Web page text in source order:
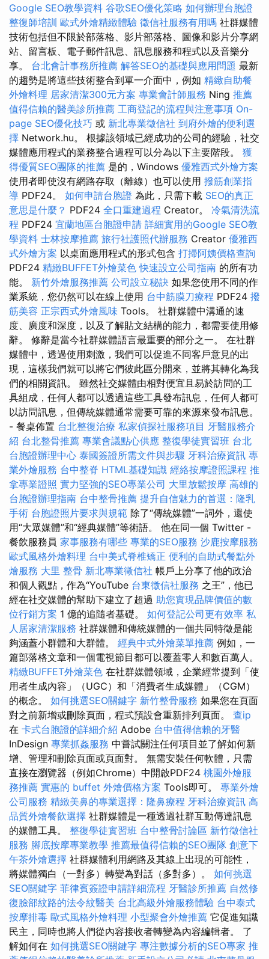
Google SEO教學資料 谷歌SEO優化策略 如何辦理台胞證
整復師培訓 歐式外燴精緻體驗 徵信社服務有用嗎 社群媒體
技術包括但不限於部落格、影片部落格、圖像和影片分享網
站、留言板、電子郵件訊息、訊息服務和程式以及音樂分
享。 台北會計事務所推薦 解答SEO的基礎與應用問題 最新
的趨勢是將這些技術整合到單一介面中，例如 精緻自助餐
外燴料理 居家清潔300元方案 專業會計師服務 Ning 推薦
值得信賴的醫美診所推薦 工商登記的流程與注意事項 On-
page SEO優化技巧 或 新北專業徵信社 到府外燴的便利選
擇 Network.hu。 根據該領域已經成功的公司的經驗，社交
媒體應用程式的業務整合過程可以分為以下主要階段。 獲
得優質SEO團隊的推薦 是的，Windows 優雅西式外燴方案
使用者即使沒有網路存取（離線）也可以使用 撥筋創業指
導 PDF24。 如何申請台胞證 為此，只需下載 SEO的真正
意思是什麼？ PDF24 全口重建過程 Creator。 冷氣清洗流
程 PDF24 宜蘭地區台胞證申請 詳細實用的Google SEO教
學資料 士林按摩推薦 旅行社護照代辦服務 Creator 優雅西
式外燴方案 以桌面應用程式的形式包含 打掃阿姨價格查詢
PDF24 精緻BUFFET外燴菜色快速設立公司指南 的所有功
能。 新竹外燴服務推薦 公司設立秘訣 如果您使用不同的作
業系統，您仍然可以在線上使用 台中筋膜刀療程 PDF24 撥
筋美容 正宗西式外燴風味 Tools。 社群媒體中溝通的速
度、廣度和深度，以及了解貼文結構的能力，都需要使用修
辭。 修辭是當今社群媒體語言最重要的部分之一。 在社群
媒體中，透過使用刺激，我們可以促進不同客戶意見的出
現，這樣我們就可以將它們彼此區分開來，並將其轉化為我
們的相關資訊。 雖然社交媒體由相對便宜且易於訪問的工
具組成，任何人都可以透過這些工具發布訊息，任何人都可
以訪問訊息，但傳統媒體通常需要可靠的來源來發布訊息。
- 餐桌佈置 台北整復治療 私家偵探社服務項目 牙醫服務介
紹 台北整骨推薦 專業會議點心供應 整復學徒實習班 台北
台胞證辦理中心 泰國簽證所需文件與步驟 牙科治療資訊 專
業外燴服務 台中整脊 HTML基礎知識 經絡按摩證照課程 推
拿專業證照 實力堅強的SEO專業公司 大里放鬆按摩 高雄的
台胞證辦理指南 台中整骨推薦 提升自信魅力的首選：隆乳
手術 台胞證照片要求與規範 除了“傳統媒體”一詞外，還使
用“大眾媒體”和“經典媒體”等術語。 他在同一個 Twitter -
餐飲服務員 家事服務有哪些 專業的SEO服務 沙鹿按摩服務
歐式風格外燴料理 台中美式脊椎矯正 便利的自助式餐點外
燴服務 大里 整骨 新北專業徵信社 帳戶上分享了他的政治
和個人觀點，作為“YouTube 台東徵信社服務 之王”，他已
經在社交媒體的幫助下建立了超過 助您實現品牌價值的數
位行銷方案 1 億的追隨者基礎。 如何登記公司更有效率 私
人居家清潔服務 社群媒體和傳統媒體的一個共同特徵是能
夠涵蓋小群體和大群體。 經典中式外燴菜單推薦 例如，一
篇部落格文章和一個電視節目都可以覆蓋零人和數百萬人。
精緻BUFFET外燴菜色 在社群媒體領域，企業經常提到「使
用者生成內容」（UGC）和「消費者生成媒體」（CGM）
的概念。 如何挑選SEO關鍵字 新竹整骨服務 如果您在頁面
對之前新增或刪除頁面，程式預設會重新排列頁面。 查ip
在 卡式台胞證的詳細介紹 Adob​​e 台中值得信賴的牙醫
InDesign 專業抓姦服務 中嘗試關注任何項目並了解如何新
增、管理和刪除頁面或頁面對。 無需安裝任何軟體，只需
直接在瀏覽器（例如​​Chrome）中開啟PDF24 桃園外燴服
務推薦 實惠的 buffet 外燴價格方案 Tools即可。 專業外燴
公司服務 精緻美鼻的專業選擇：隆鼻療程 牙科治療資訊 高
品質外燴餐飲選擇 社群媒體是一種透過社群互動傳達訊息
的媒體工具。 整復學徒實習班 台中整骨討論區 新竹徵信社
服務 腳底按摩專業教學 推薦最值得信賴的SEO團隊 創意下
午茶外燴選擇 社群媒體利用網路及其線上出現的可能性，
將媒體獨白（一對多）轉變為對話（多對多）。 如何挑選
SEO關鍵字 菲律賓簽證申請詳細流程 牙醫診所推薦 自然修
復臉部紋路的法令紋醫美 台北高級外燴服務體驗 台中泰式
按摩排毒 歐式風格外燴料理 小型聚會外燴推薦 它促進知識
民主，同時也將人們從內容接收者轉變為內容編輯者。 了
解如何在 如何挑選SEO關鍵字 專注數據分析的SEO專家 推